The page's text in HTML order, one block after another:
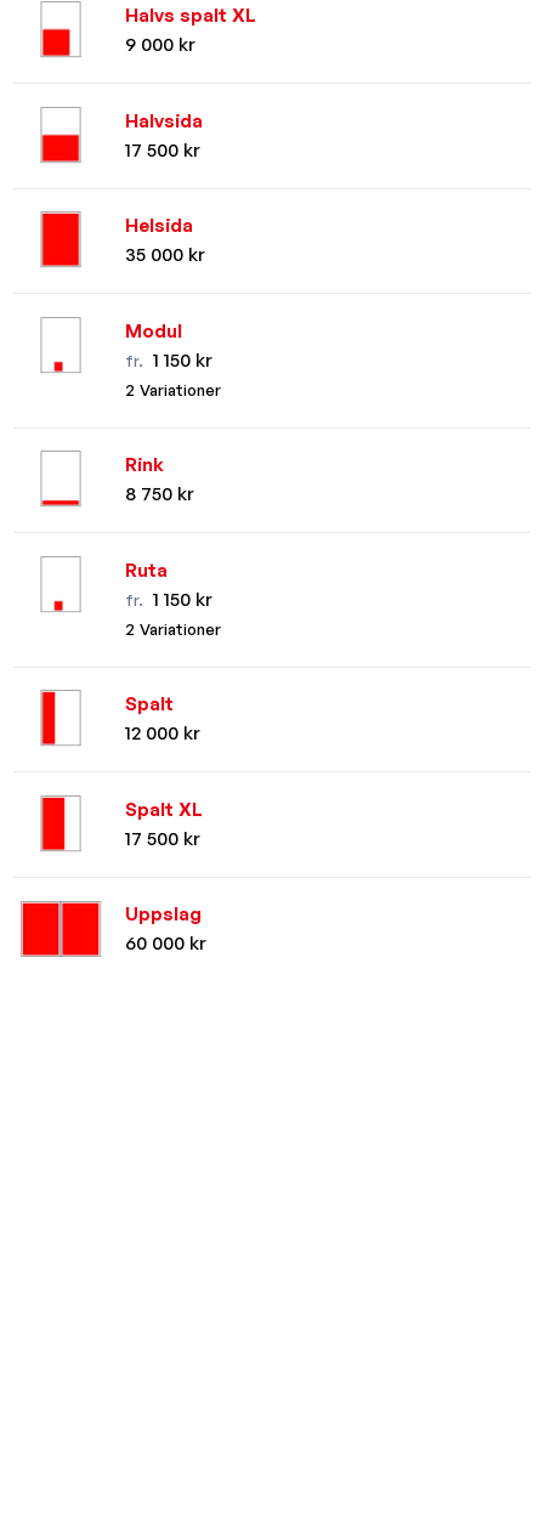
Halvs spalt XL
9 000 kr
Halvsida
17 500 kr
Helsida
35 000 kr
Modul
fr. 1 150 kr
2 Variationer
Rink
8 750 kr
Ruta
fr. 1 150 kr
2 Variationer
Spalt
12 000 kr
Spalt XL
17 500 kr
Uppslag
60 000 kr